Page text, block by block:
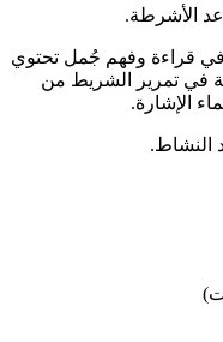
الأشرطة.
قراءة وفهم جُمل تحتوي
في تمرير الشريط من
الإشارة.
النشاط.